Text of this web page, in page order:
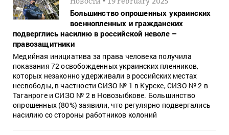
Большинство опрошенных украинских
военнопленных и гражданских
подверглись насилию в российской неволе –
правозащитники
Медийная инициатива за права человека получила
показания 72 освобожденных украинских пленников,
которых незаконно удерживали в российских местах
несвободы, в частности СИЗО № 1 в Курске, СИЗО № 2 в
Таганроге и СИЗО № 2 в Новозыбкове. Большинство
опрошенных (80%) заявили, что регулярно подвергались
насилию со стороны работников колоний